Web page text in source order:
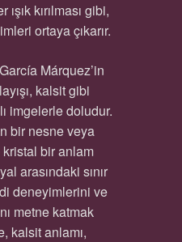
kırılması gibi,
ortaya çıkarır.
Márquez’in
kalsit gibi
imgelerle doludur.
bir nesne veya
bir anlam
arasındaki sınır
deneyimlerini ve
metne katmak
kalsit anlamı,